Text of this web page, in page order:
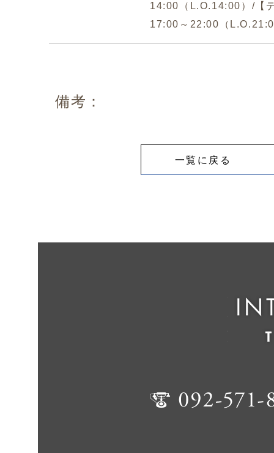
14:00（L.O.14:00）/【
17:00～22:00（
備考：
一覧に戻る